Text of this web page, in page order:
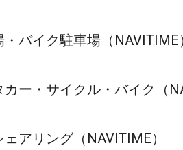
・バイク駐車場（NAVITIME
カー・サイクル・バイク（
ェアリング（NAVITIME）